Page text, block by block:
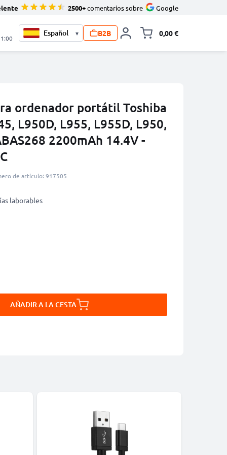
2500+comentarios sobre Google
▾ B2B 0,00 €
ordenador portátil Toshiba
L950D, L955, L955D, L950,
2200mAh 14.4V -
de artículo: 917505
laborables
AÑADIR A LA CESTA